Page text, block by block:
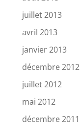
juillet 2013
avril 2013
janvier 2013
décembre 2012
juillet 2012
mai 2012
décembre 2011